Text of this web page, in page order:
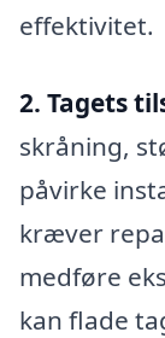
effektivitet.
2. Tagets
skråning,
påvirke
kræver
medføre
kan flade